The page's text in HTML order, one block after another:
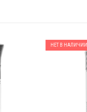
НЕТ В НАЛИЧИИ